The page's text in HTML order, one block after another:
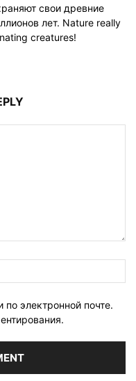
свои древние
лет. Nature really
creatures!
электронной почте.